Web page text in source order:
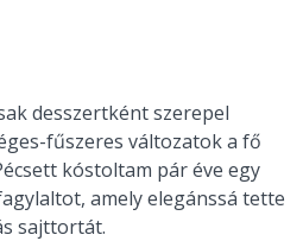
desszertként szerepel
fűszeres változatok a fő
kóstoltam pár éve egy
amely elegánssá tette
sajttortát.